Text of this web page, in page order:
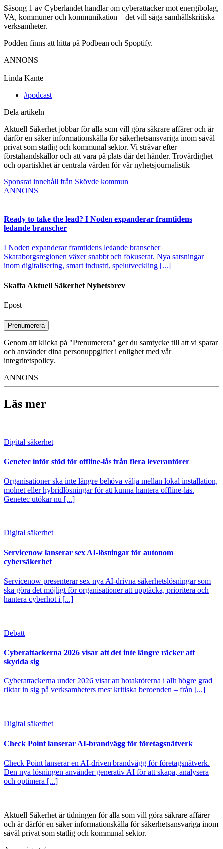
Säsong 1 av Cyberlandet handlar om cyberattacker mot energibolag,
VA, kommuner och kommunikation – det vill säga samhällskritiska
verksamheter.
Podden finns att hitta på Podbean och Spoptify.
ANNONS
Linda Kante
#podcast
Dela artikeln
Aktuell Säkerhet jobbar för alla som vill göra säkrare affärer och är
därför en säker informationskälla för säkerhetsansvariga inom såväl
privat som statlig och kommunal sektor. Vi strävar efter
förstahandskällor och att vara på plats där det händer. Trovärdighet
och opartiskhet är centrala värden för vår nyhetsjournalistik
Sponsrat innehåll från Skövde kommun
ANNONS
Ready to take the lead? I Noden expanderar framtidens
ledande branscher
I Noden expanderar framtidens ledande branscher
Skaraborgsregionen växer snabbt och fokuserat. Nya satsningar
inom digitalisering, smart industri, spelutveckling [...]
Skaffa Aktuell Säkerhet Nyhetsbrev
Epost
Prenumerera
Genom att klicka på "Prenumerera" ger du samtycke till att vi sparar
och använder dina personuppgifter i enlighet med vår
integritetspolicy.
ANNONS
Läs mer
Digital säkerhet
Genetec inför stöd för offline-lås från flera leverantörer
Organisationer ska inte längre behöva välja mellan lokal installation,
molnet eller hybridlösningar för att kunna hantera offline-lås.
Genetec utökar nu [...]
Digital säkerhet
Servicenow lanserar sex AI-lösningar för autonom
cybersäkerhet
Servicenow presenterar sex nya AI-drivna säkerhetslösningar som
ska göra det möjligt för organisationer att upptäcka, prioritera och
hantera cyberhot i [...]
Debatt
Cyberattackerna 2026 visar att det inte längre räcker att
skydda sig
Cyberattackerna under 2026 visar att hotaktörerna i allt högre grad
riktar in sig på verksamheters mest kritiska beroenden – från [...]
Digital säkerhet
Check Point lanserar AI-brandvägg för företagsnätverk
Check Point lanserar en AI-driven brandvägg för företagsnätverk.
Den nya lösningen använder generativ AI för att skapa, analysera
och optimera [...]
Aktuell Säkerhet är tidningen för alla som vill göra säkrare affärer
och är därför en säker informationskälla för säkerhets­ansvariga inom
såväl privat som statlig och kommunal sektor.